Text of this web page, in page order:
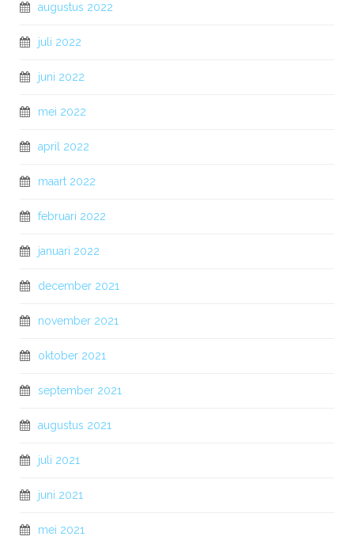
augustus 2022
juli 2022
juni 2022
mei 2022
april 2022
maart 2022
februari 2022
januari 2022
december 2021
november 2021
oktober 2021
september 2021
augustus 2021
juli 2021
juni 2021
mei 2021